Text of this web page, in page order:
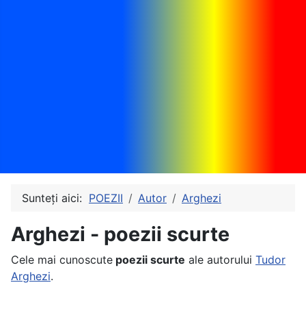
Sunteți aici: POEZII Autor Arghezi
Arghezi - poezii scurte
Cele mai cunoscute poezii scurte ale autorului Tudor
Arghezi.